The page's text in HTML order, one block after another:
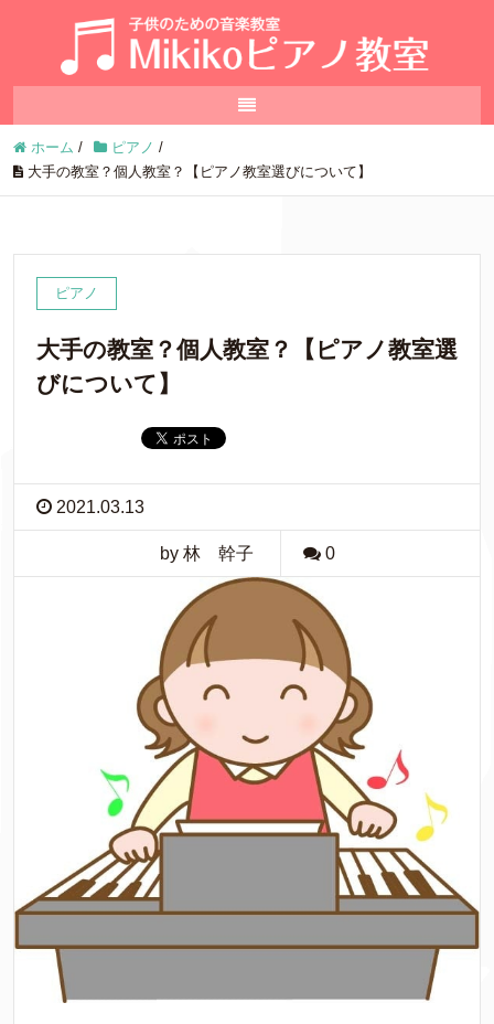
ホーム / ピアノ /
大手の教室？個人教室？【ピアノ教室選びについて】
ピアノ
大手の教室？個人教室？【ピアノ教室選
びについて】
2021.03.13
by 林 幹子 0